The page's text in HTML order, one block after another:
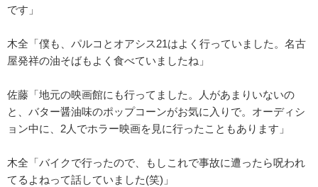
です」
木全「僕も、パルコとオアシス21はよく行っていました。名古
屋発祥の油そばもよく食べていましたね」
佐藤「地元の映画館にも行ってました。人があまりいないの
と、バター醤油味のポップコーンがお気に入りで。オーディシ
ョン中に、2人でホラー映画を見に行ったこともあります」
木全「バイクで行ったので、もしこれで事故に遭ったら呪われ
てるよねって話していました(笑)」